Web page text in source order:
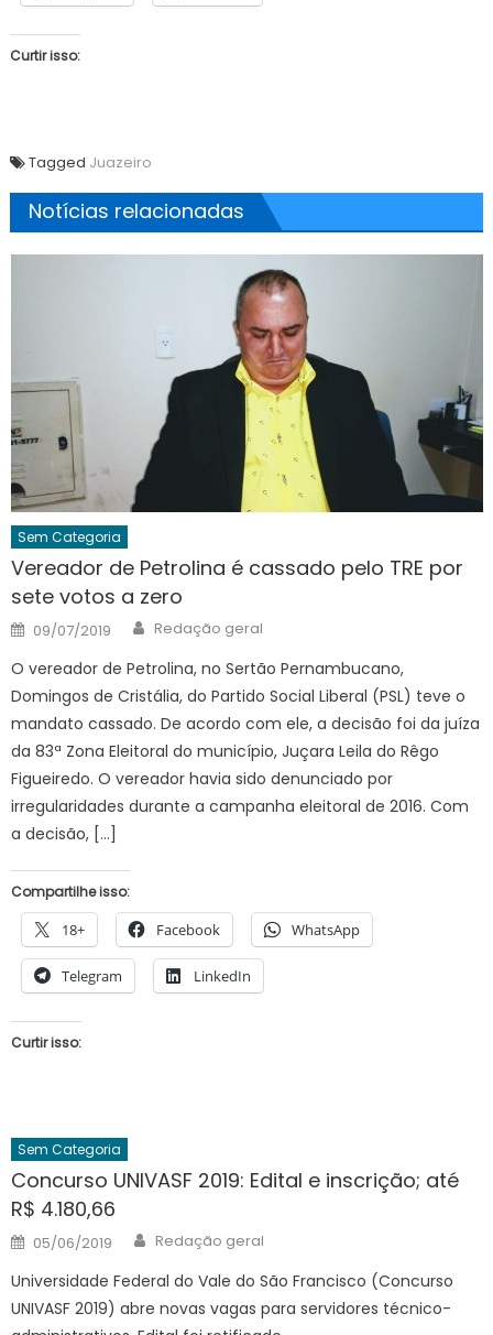
Curtir isso:
Tagged Juazeiro
Notícias relacionadas
Sem Categoria
Vereador de Petrolina é cassado pelo TRE por
sete votos a zero
Posted
on
09/07/2019 Author
Redação geral
O vereador de Petrolina, no Sertão Pernambucano,
Domingos de Cristália, do Partido Social Liberal (PSL) teve o
mandato cassado. De acordo com ele, a decisão foi da juíza
da 83ª Zona Eleitoral do município, Juçara Leila do Rêgo
Figueiredo. O vereador havia sido denunciado por
irregularidades durante a campanha eleitoral de 2016. Com
a decisão, […]
Compartilhe isso:
18+ Facebook WhatsApp
Telegram LinkedIn
Curtir isso:
Sem Categoria
Concurso UNIVASF 2019: Edital e inscrição; até
R$ 4.180,66
Posted
on
05/06/2019 Author
Redação geral
Universidade Federal do Vale do São Francisco (Concurso
UNIVASF 2019) abre novas vagas para servidores técnico-